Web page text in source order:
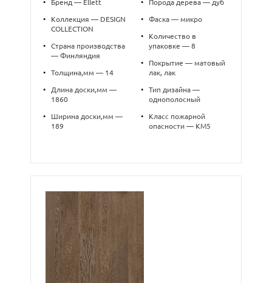
• Бренд — Ellett
•
Коллекция — DESIGN
COLLECTION
•
Страна производства
— Финляндия
• Толщина,мм — 14
•
Длина доски,мм —
1860
•
Ширина доски,мм —
189
• Порода дерева — дуб
• Фаска — микро
•
Количество в
упаковке — 8
•
Покрытие — матовый
лак, лак
•
Тип дизайна —
однополосный
•
Класс пожарной
опасности — КМ5